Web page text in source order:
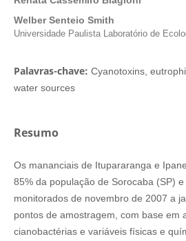
Welber Senteio Smith
Universidade Paulista Laboratório de
Palavras-chave: Cyanotoxins,
water sources
Resumo
Os mananciais de Itupararanga e
85% da população de Sorocaba (SP)
monitorados de novembro de 2007 a
pontos de amostragem, com base em
cianobactérias e variáveis físicas e